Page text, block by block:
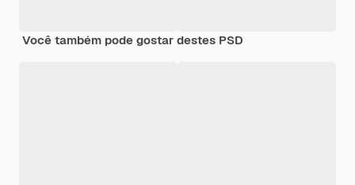
Você também pode gostar destes PSD